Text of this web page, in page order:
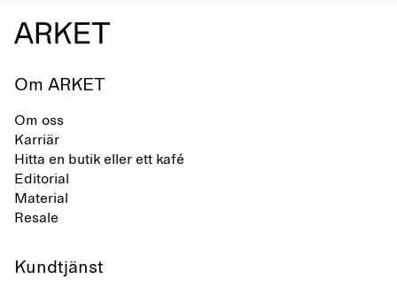
Om ARKET
Om oss
Karriär
Hitta en butik eller ett kafé
Editorial
Material
Resale
Kundtjänst